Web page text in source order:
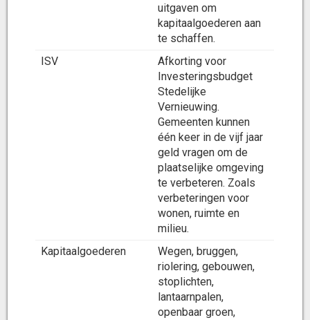
uitgaven om
kapitaalgoederen aan
te schaffen.
ISV
Afkorting voor
Investeringsbudget
Stedelijke
Vernieuwing.
Gemeenten kunnen
één keer in de vijf jaar
geld vragen om de
plaatselijke omgeving
te verbeteren. Zoals
verbeteringen voor
wonen, ruimte en
milieu.
Kapitaalgoederen
Wegen, bruggen,
riolering, gebouwen,
stoplichten,
lantaarnpalen,
openbaar groen,